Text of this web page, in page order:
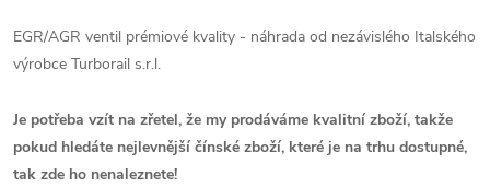
EGR/AGR ventil prémiové kvality - náhrada od nezávislého Italského
výrobce Turborail s.r.l.
Je potřeba vzít na zřetel, že my prodáváme kvalitní zboží, takže
pokud hledáte nejlevnější čínské zboží, které je na trhu dostupné,
tak zde ho nenaleznete!